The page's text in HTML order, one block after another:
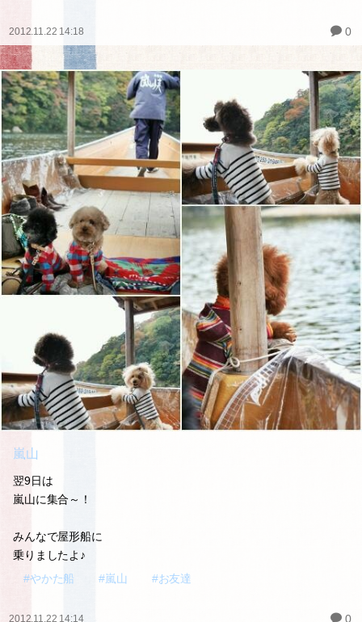
2012.11.22 14:18 0
嵐山
翌9日は
嵐山に集合～！
みんなで屋形船に
乗りましたよ♪
#やかた船
#嵐山 #お友達
2012.11.22 14:14 0